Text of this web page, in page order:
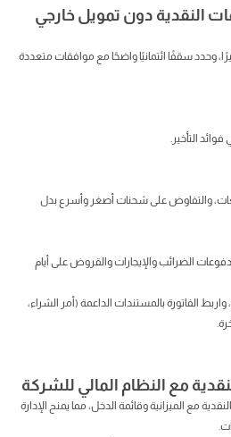
النقدية دون تمويل خارجي
وحدد سقفًا ائتمانيًا واضحًا مع موافقات متعددة
التأخير.
والتفاوض على شحنات أصغر وأسرع بدل
الضرائب والإيجارات والقروض على أيام
الفاتورة بالمستندات الداعمة (أمر الشراء،
مع النظام المالي للشركة
مع الميزانية وقائمة الدخل، مما يمنح الإدارة